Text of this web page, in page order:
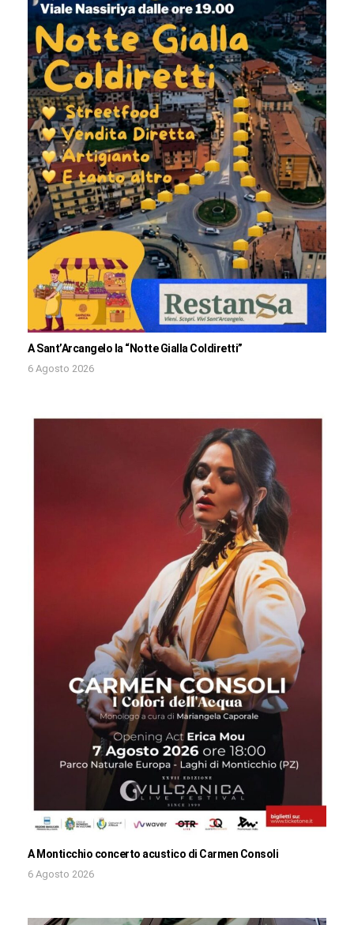
A Sant’Arcangelo la “Notte Gialla Coldiretti”
6 Agosto 2026
A Monticchio concerto acustico di Carmen Consoli
6 Agosto 2026